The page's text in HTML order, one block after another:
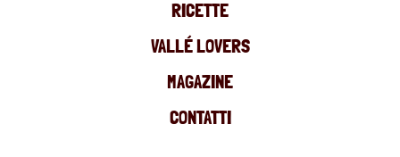
RICETTE
VALLÉ LOVERS
MAGAZINE
CONTATTI